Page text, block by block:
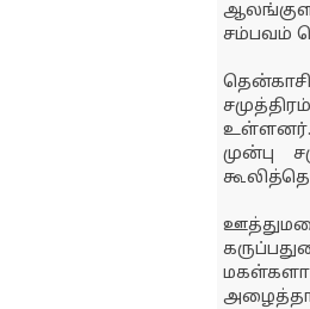
சம்பவம்
உள்ளனர்.
முன்பு